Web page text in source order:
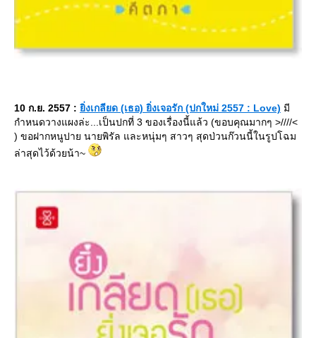
10 ก.ย. 2557 : ิ่งเกลียด (เธอ) ยิ่งเจอรัก (ปกใหม่ 2557 : Love) มี
กำหนดวางแผงล่ะ...เป็นปกที่ 3 ของเรื่องนี้แล้ว (ขอบคุณมากๆ >////<
) ขอฝากหนูปาย นายพิรัล และหนุ่มๆ สาวๆ สุดป่วนก๊วนนี้ในรูปโฉม
ล่าสุดไว้ด้วยน้า~